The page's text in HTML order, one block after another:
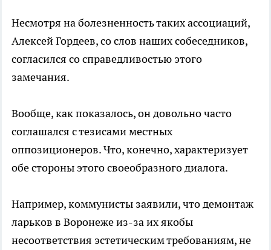
Несмотря на болезненность таких ассоциаций,
Алексей Гордеев, со слов наших собеседников,
согласился со справедливостью этого
замечания.
Вообще, как показалось, он довольно часто
соглашался с тезисами местных
оппозиционеров. Что, конечно, характеризует
обе стороны этого своеобразного диалога.
Например, коммунисты заявили, что демонтаж
ларьков в Воронеже из-за их якобы
несоответствия эстетическим требованиям, не